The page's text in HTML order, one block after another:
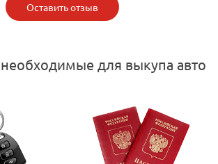
Оставить отзыв
для выкупа авто